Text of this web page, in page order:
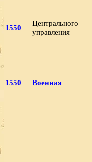
1550
Центрального
управления
1550 Военная